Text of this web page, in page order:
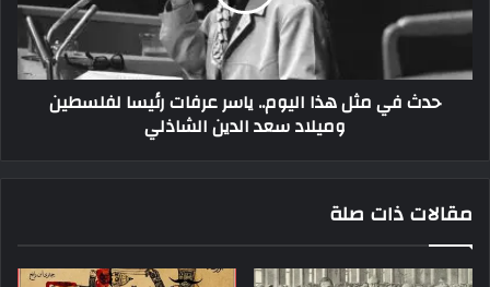
حدث في مثل هذا اليوم.. ياسر عرفات رئيسا لفلسطين
وميلاد سعد الدين الشاذلي
مقالات ذات صلة